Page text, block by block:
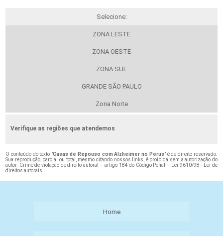
Selecione:
ZONA LESTE
ZONA OESTE
ZONA SUL
GRANDE SÃO PAULO
Zona Norte
Verifique as regiões que atendemos
O conteúdo do texto "Casas de Repouso com Alzheimer no Perus" é de direito reservado.
Sua reprodução, parcial ou total, mesmo citando nossos links, é proibida sem a autorização do
autor. Crime de violação de direito autoral – artigo 184 do Código Penal –
Lei 9610/98 - Lei de
direitos autorais
Home